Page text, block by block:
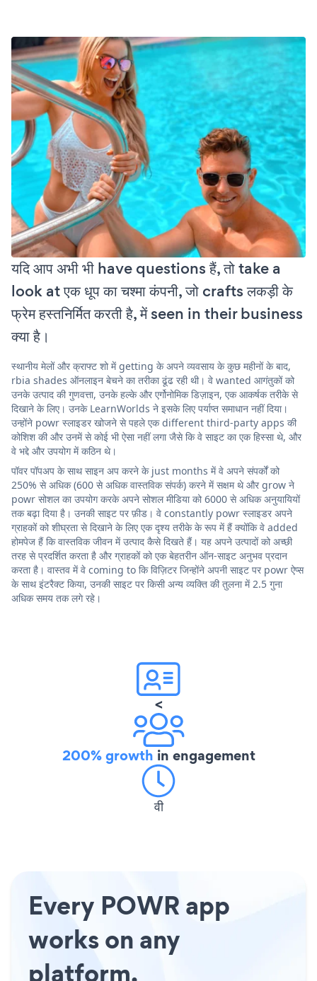
यदि आप अभी भी have questions हैं, तो take a
look at एक धूप का चश्मा कंपनी, जो crafts लकड़ी के
फ्रेम हस्तनिर्मित करती है, में seen in their business
क्या है।
स्थानीय मेलों और क्राफ्ट शो में getting के अपने व्यवसाय के कुछ महीनों के बाद,
rbia shades ऑनलाइन बेचने का तरीका ढूंढ रही थी। वे wanted आगंतुकों को
उनके उत्पाद की गुणवत्ता, उनके हल्के और एर्गोनोमिक डिज़ाइन, एक आकर्षक तरीके से
दिखाने के लिए। उनके LearnWorlds ने इसके लिए पर्याप्त समाधान नहीं दिया।
उन्होंने powr स्लाइडर खोजने से पहले एक different third-party apps की
कोशिश की और उनमें से कोई भी ऐसा नहीं लगा जैसे कि वे साइट का एक हिस्सा थे, और
वे भद्दे और उपयोग में कठिन थे।
पॉवर पॉपअप के साथ साइन अप करने के just months में वे अपने संपर्कों को
250% से अधिक (600 से अधिक वास्तविक संपर्क) करने में सक्षम थे और grow ने
powr सोशल का उपयोग करके अपने सोशल मीडिया को 6000 से अधिक अनुयायियों
तक बढ़ा दिया है। उनकी साइट पर फ़ीड। वे constantly powr स्लाइडर अपने
ग्राहकों को शीघ्रता से दिखाने के लिए एक दृश्य तरीके के रूप में हैं क्योंकि वे added
होमपेज हैं कि वास्तविक जीवन में उत्पाद कैसे दिखते हैं। यह अपने उत्पादों को अच्छी
तरह से प्रदर्शित करता है और ग्राहकों को एक बेहतरीन ऑन-साइट अनुभव प्रदान
करता है। वास्तव में वे coming to कि विज़िटर जिन्होंने अपनी साइट पर powr ऐप्स
के साथ इंटरैक्ट किया, उनकी साइट पर किसी अन्य व्यक्ति की तुलना में 2.5 गुना
अधिक समय तक लगे रहे।
<
200% growth in engagement
वी
Every POWR app
works on any
platform.